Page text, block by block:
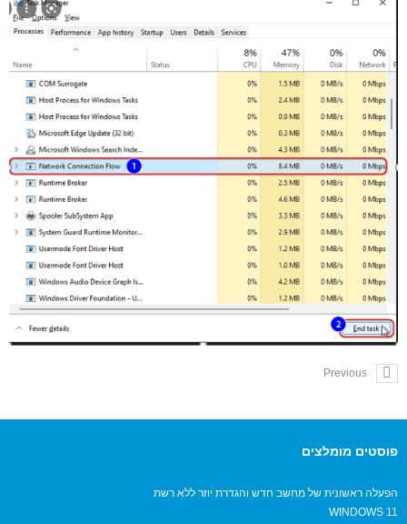
Previous
פוסטים מומלצים
הפעלה ראשונית של מחשב חדש והגדרת יוזר ללא רשת
WINDOWS 11